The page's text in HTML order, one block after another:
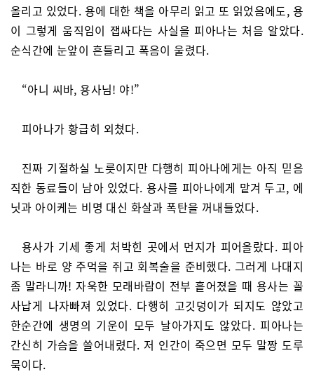
올리고 있었다. 용에 대한 책을 아무리 읽고 또 읽었음에도, 용
이 그렇게 움직임이 잽싸다는 사실을 피아나는 처음 알았다.
순식간에 눈앞이 흔들리고 폭음이 울렸다.
“아니 씨바, 용사님! 야!”
피아나가 황급히 외쳤다.
진짜 기절하실 노릇이지만 다행히 피아나에게는 아직 믿음
직한 동료들이 남아 있었다. 용사를 피아나에게 맡겨 두고, 에
닛과 아이케는 비명 대신 화살과 폭탄을 꺼내들었다.
용사가 기세 좋게 처박힌 곳에서 먼지가 피어올랐다. 피아
나는 바로 양 주먹을 쥐고 회복술을 준비했다. 그러게 나대지
좀 말라니까! 자욱한 모래바람이 전부 흩어졌을 때 용사는 꼴
사납게 나자빠져 있었다. 다행히 고깃덩이가 되지도 않았고
한순간에 생명의 기운이 모두 날아가지도 않았다. 피아나는
간신히 가슴을 쓸어내렸다. 저 인간이 죽으면 모두 말짱 도루
묵이다.